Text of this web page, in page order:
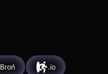
Broń .io